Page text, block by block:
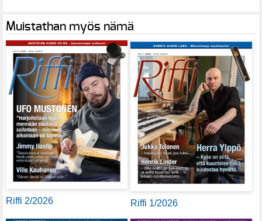
Muistathan myös nämä
Riffi 2/2026 Riffi 1/2026